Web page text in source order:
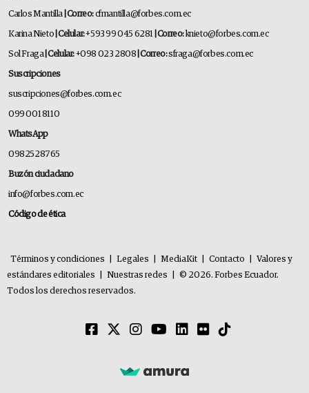
Carlos Mantilla | Correo:cfmantilla@forbes.com.ec
Karina Nieto | Celular:+593 99 045 6281 | Correo:knieto@forbes.com.ec
Sol Fraga| Celular:+098 023 2808 | Correo:sfraga@forbes.com.ec
Suscripciones
suscripciones@forbes.com.ec
099 001 8110
WhatsApp
0982528765
Buzón ciudadano
info@forbes.com.ec
Código de ética
Términos y condiciones Legales MediaKit Contacto
Valores y
estándares editoriales
Nuestras redes
© 2026. Forbes Ecuador.
Todos los derechos reservados.